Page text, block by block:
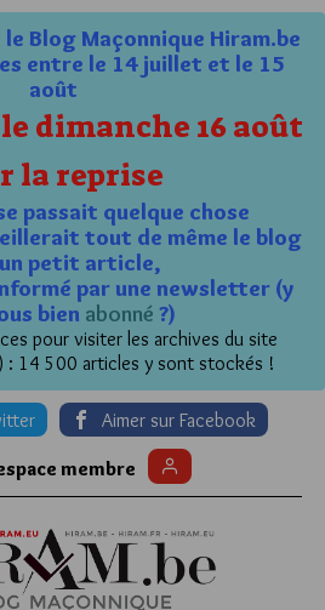
Blog Maçonnique Hiram.be
entre le 14 juillet et le 15
août
dimanche 16 août
la reprise
passait quelque chose
tout de même le blog
petit article,
par une newsletter (y
bien abonné ?)
pour visiter les archives du site
: 14 500 articles y sont stockés !
Aimer sur Facebook
membre